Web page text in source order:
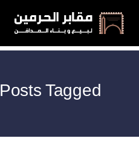
Posts Tagged: بيع الموقوف